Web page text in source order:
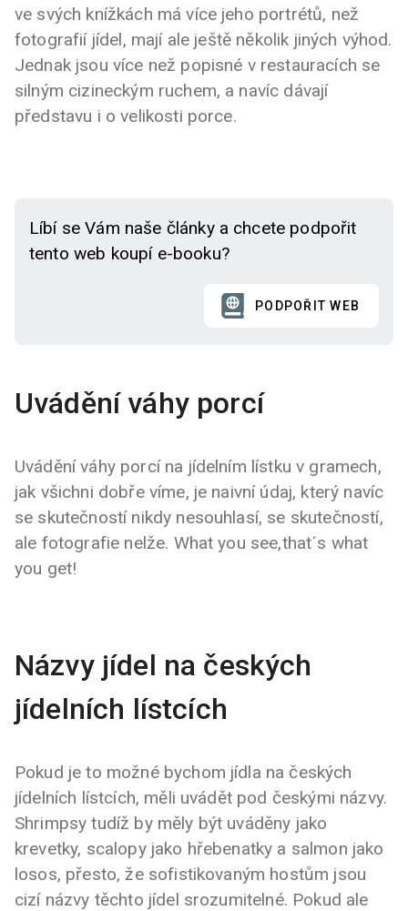
ve svých knížkách má více jeho portrétů, než
fotografií jídel, mají ale ještě několik jiných výhod.
Jednak jsou více než popisné v restauracích se
silným cizineckým ruchem, a navíc dávají
představu i o velikosti porce.
Líbí se Vám naše články a chcete podpořit
tento web koupí e-booku?
PODPOŘIT WEB
Uvádění váhy porcí
Uvádění váhy porcí na jídelním lístku v gramech,
jak všichni dobře víme, je naivní údaj, který navíc
se skutečností nikdy nesouhlasí, se skutečností,
ale fotografie nelže. What you see,that´s what
you get!
Názvy jídel na českých
jídelních lístcích
Pokud je to možné bychom jídla na českých
jídelních lístcích, měli uvádět pod českými názvy.
Shrimpsy tudíž by měly být uváděny jako
krevetky, scalopy jako hřebenatky a salmon jako
losos, přesto, že sofistikovaným hostům jsou
cizí názvy těchto jídel srozumitelné. Pokud ale